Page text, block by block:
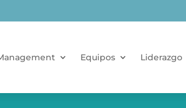
Equipos Liderazgo